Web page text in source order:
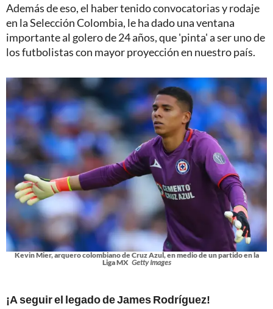
Además de eso, el haber tenido convocatorias y rodaje
en la Selección Colombia, le ha dado una ventana
importante al golero de 24 años, que 'pinta' a ser uno de
los futbolistas con mayor proyección en nuestro país.
Kevin Mier, arquero colombiano de Cruz Azul, en medio de un partido en la
Liga MX Getty Images
¡A seguir el legado de James Rodríguez!